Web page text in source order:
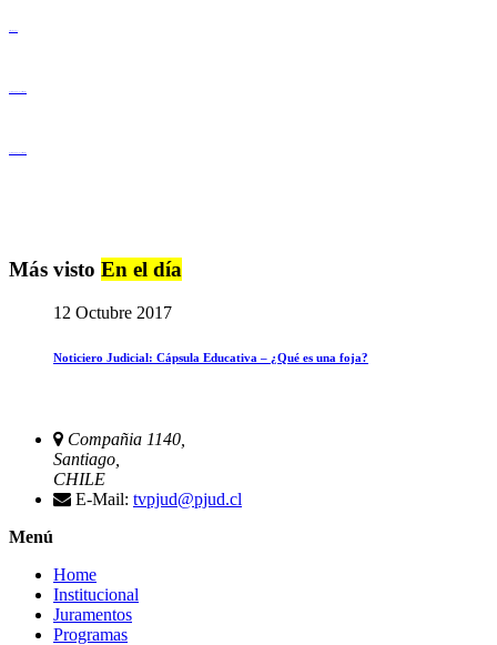
Más visto En el día
12 Octubre 2017
Noticiero Judicial: Cápsula Educativa – ¿Qué es una foja?
Compañia 1140,
Santiago,
CHILE
E-Mail: tvpjud@pjud.cl
Menú
Home
Institucional
Juramentos
Programas